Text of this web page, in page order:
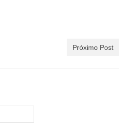
Próximo Post